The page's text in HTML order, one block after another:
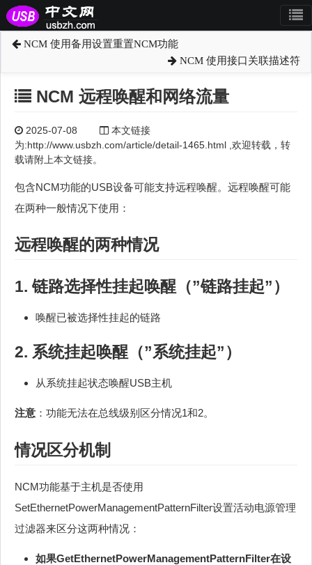
NCM 使用备用设置重置NCM功能
NCM 使用接口关联描述符
NCM 远程唤醒和网络流量
2025-07-08
本文链接
为:http://www.usbzh.com/article/detail-1465.html ,欢迎转载，转
载请附上本文链接。
包含NCM功能的USB设备可能支持远程唤醒。远程唤醒可能
在两种一般情况下使用：
远程唤醒的两种情况
1. 链路选择性挂起唤醒（”链路挂起”）
唤醒已被选择性挂起的链路
2. 系统挂起唤醒（”系统挂起”）
从系统挂起状态唤醒USB主机
注意 ：功能无法在总线级别区分情况1和2。
情况区分机制
NCM功能基于主机是否使用
SetEthernetPowerManagementPatternFilter设置活动电源管理
过滤器来区分这两种情况：
如果GetEthernetPowerManagementPatternFilter在设